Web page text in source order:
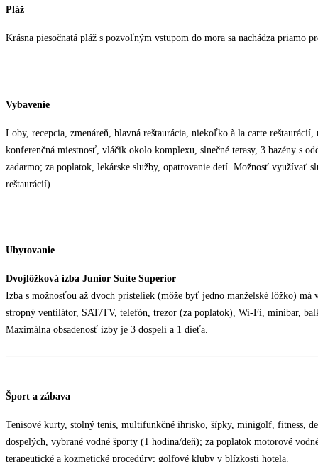
Pláž
Krásna piesočnatá pláž s pozvoľným vstupom do mora sa nachádza priamo
Vybavenie
Loby, recepcia, zmenáreň, hlavná reštaurácia, niekoľko à la carte
konferenčná miestnosť, vláčik okolo komplexu, slnečné terasy, 3 bazény s
zadarmo; za poplatok, lekárske služby, opatrovanie detí. Možnosť využívať
reštaurácií).
Ubytovanie
Dvojlôžková izba Junior Suite Superior
Izba s možnosťou až dvoch prísteliek (môže byť jedno manželské lôžko)
stropný ventilátor, SAT/TV, telefón, trezor (za poplatok), Wi-Fi, minibar,
Maximálna obsadenosť izby je 3 dospelí a 1 dieťa.
Šport a zábava
Tenisové kurty, stolný tenis, multifunkčné ihrisko, šípky, minigolf, fitness,
dospelých, vybrané vodné športy (1 hodina/deň); za poplatok motorové
terapeutické a kozmetické procedúry; golfové kluby v blízkosti hotela.